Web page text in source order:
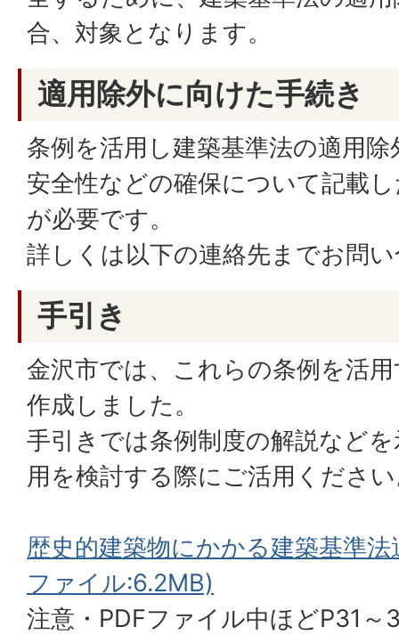
合、対象となります。
適用除外に向けた手続き
条例を活用し建築基準法の適用
安全性などの確保について記載
が必要です。
詳しくは以下の連絡先までお問
手引き
金沢市では、これらの条例を活
作成しました。
手引きでは条例制度の解説など
用を検討する際にご活用くださ
歴史的建築物にかかる建築基準
ファイル:6.2MB)
注意・PDFファイル中ほどP31～